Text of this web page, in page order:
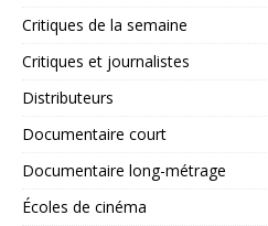
Critiques de la semaine
Critiques et journalistes
Distributeurs
Documentaire court
Documentaire long-métrage
Écoles de cinéma